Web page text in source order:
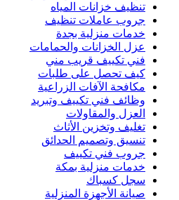
تنظيف خزانات المياه
جروب عاملات تنظيف
خدمات منزلية بجدة
عزل الخزانات والحمامات
فني تكييف قريب مني
كيف تحصل على طلبات
مكافحة الآفات الزراعية
وظائف فني تكييف وتبريد
العزل والمقاولات
تغليف وتخزين الأثاث
تنسيق وتصميم الحدائق
جروب فني تكييف
خدمات منزلية بمكة
سجل كسباك
صيانة الأجهزة المنزلية